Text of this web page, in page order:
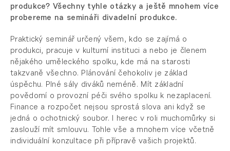
produkce? Všechny tyhle otázky a ještě mnohem více
probereme na semináři divadelní produkce.
Praktický seminář určený všem, kdo se zajímá o
produkci, pracuje v kulturní instituci a nebo je členem
nějakého uměleckého spolku, kde má na starosti
takzvaně všechno. Plánování čehokoliv je základ
úspěchu. Plné sály diváků neméně. Mít základní
povědomí o provozní péči svého spolku k nezaplacení.
Finance a rozpočet nejsou sprostá slova ani když se
jedná o ochotnický soubor. I herec v roli muchomůrky si
zaslouží mít smlouvu. Tohle vše a mnohem více včetně
individuální konzultace při přípravě vašich projektů.